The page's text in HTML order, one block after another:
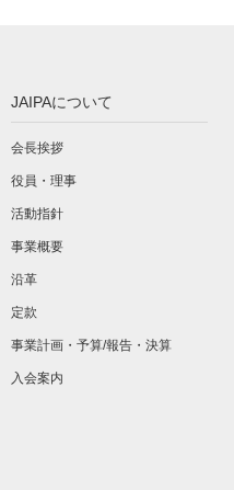
JAIPAについて
会長挨拶
役員・理事
活動指針
事業概要
沿革
定款
事業計画・予算/報告・決算
入会案内